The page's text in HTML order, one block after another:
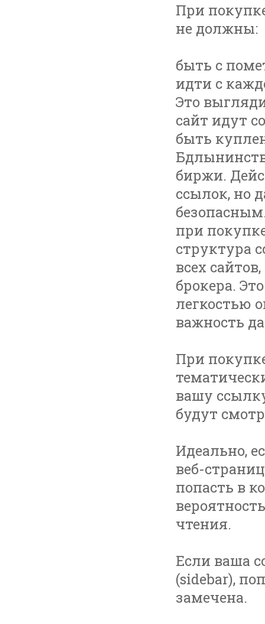
При
не должны:
быть с
идти с
Это
сайт идут
быть
биржи.
ссылок, но
при
структура
всех
брокера.
легкостью
важность
При
вашу
будут
Идеально,
веб-
попасть в
чтения.
Если ваша
(sidebar),
замечена.